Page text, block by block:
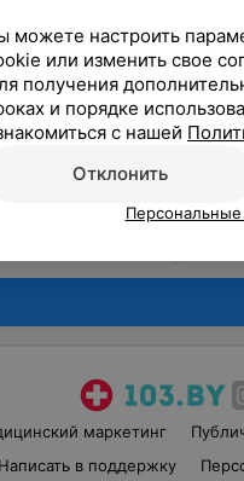
маркетинг
Написать в поддержку
можете настроить
или изменить свое
получения
и порядке
с нашей
Отклонить